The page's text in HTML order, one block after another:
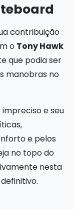
contribuição
o Tony Hawk
que podia ser
manobras no
e seu
e pelos
no topo do
nesta